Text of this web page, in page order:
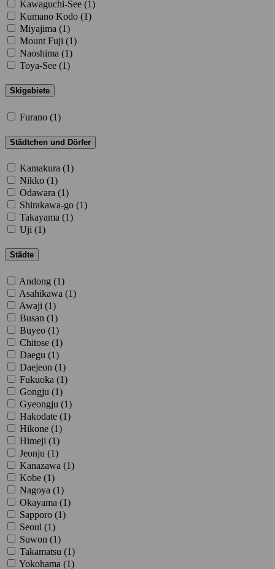
Kawaguchi-See (1)
Kumano Kodo (1)
Miyajima (1)
Mount Fuji (1)
Naoshima (1)
Toya-See (1)
Skigebiete
Furano (1)
Städtchen und Dörfer
Kamakura (1)
Nikko (1)
Odawara (1)
Shirakawa-go (1)
Takayama (1)
Uji (1)
Städte
Andong (1)
Asahikawa (1)
Awaji (1)
Busan (1)
Buyeo (1)
Chitose (1)
Daegu (1)
Daejeon (1)
Fukuoka (1)
Gongju (1)
Gyeongju (1)
Hakodate (1)
Hikone (1)
Himeji (1)
Jeonju (1)
Kanazawa (1)
Kobe (1)
Nagoya (1)
Okayama (1)
Sapporo (1)
Seoul (1)
Suwon (1)
Takamatsu (1)
Yokohama (1)